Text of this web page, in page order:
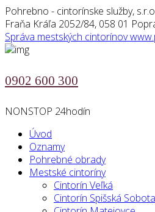
Pohrebno - cintorínske služby,
Fraňa Kráľa 2052/84, 058 01
Správa mestských cintorínov
0902 600 300
NONSTOP 24hodín
Úvod
Oznamy
Pohrebné obrady
Mestské cintoríny
Cintorín Veľká
Cintorín Spišská Sobota